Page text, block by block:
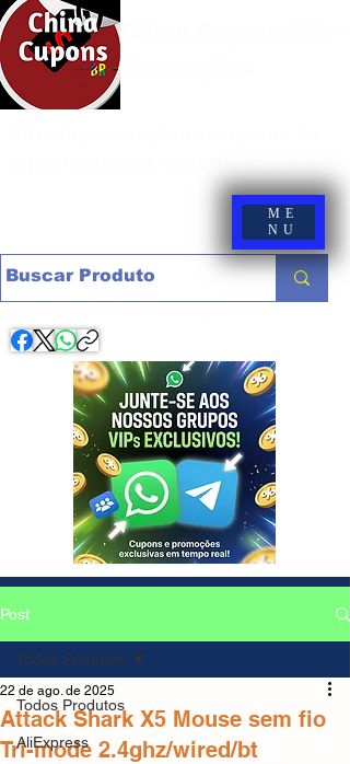
ME
NU
Post
Todos Produtos
AliExpress
Todos Produtos
Attack Shark X5 Mouse sem fio
Tri-mode 2.4ghz/wired/bt
22 de ago. de 2025